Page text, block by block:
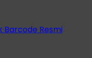
Barcode Resmi